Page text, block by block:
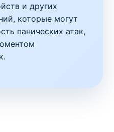
и других
которые могут
панических атак,